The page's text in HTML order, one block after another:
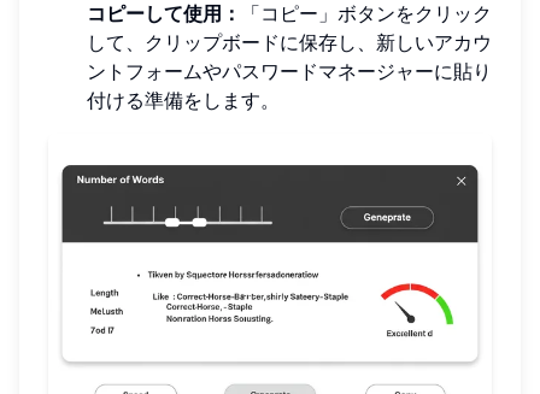
コピーして使用：
「コピー」ボタンをクリック
して、クリップボードに保存し、新しいアカウ
ントフォームやパスワードマネージャーに貼り
付ける準備をします。